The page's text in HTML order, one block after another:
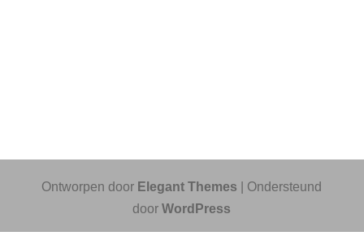
Ontworpen door Elegant Themes | Ondersteund
doorWordPress